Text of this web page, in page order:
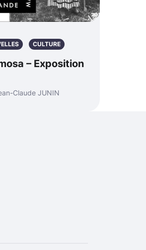
CULTURE
– Exposition
Claude JUNIN